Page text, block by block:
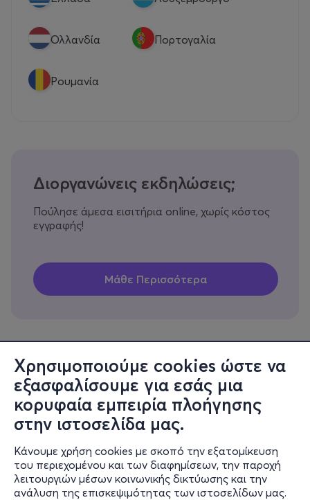
Χρησιμοποιούμε cookies ώστε να
εξασφαλίσουμε για εσάς μια
κορυφαία εμπειρία πλοήγησης
στην ιστοσελίδα μας.
Κάνουμε χρήση cookies με σκοπό την εξατομίκευση
του περιεχομένου και των διαφημίσεων, την παροχή
λειτουργιών μέσων κοινωνικής δικτύωσης και την
ανάλυση της επισκεψιμότητας των ιστοσελίδων μας.
Ολλανδία Πορτογαλία
Ρουμανία
Διοργανώνεις εκδηλώσεις;
Πούλησε άμεσα εισιτήρια online, χωρίς κόστος
εγγραφής!
Πληροφορίες
Υποστήριξη
Stay Connected